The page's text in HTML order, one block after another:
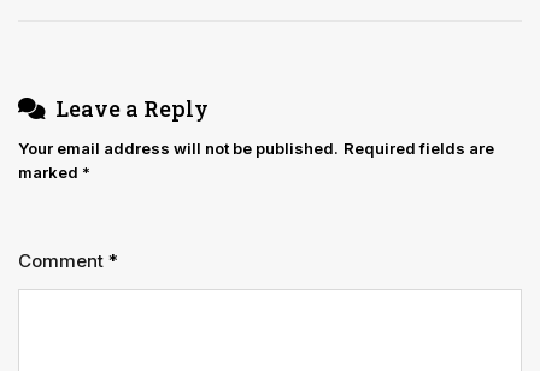
Leave a Reply
Your email address will not be published. Required fields are
marked *
Comment *